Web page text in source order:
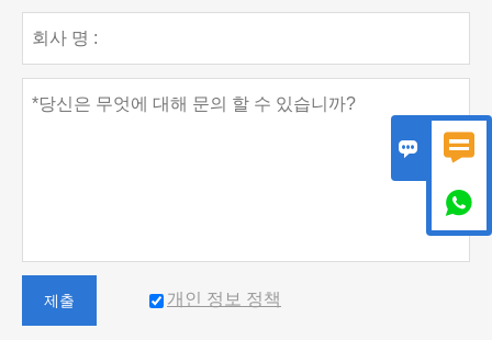
제출 개인 정보 정책
 
